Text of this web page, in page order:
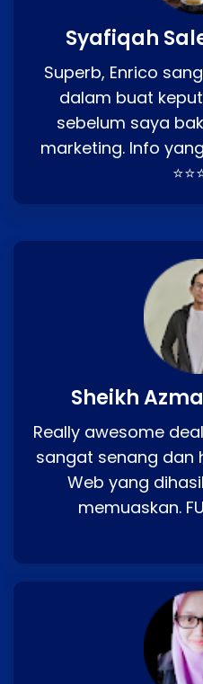
Syafiqah
Superb, Enrico
dalam buat
sebelum saya
marketing. Info
Sheikh
Really awesome
sangat senang dan
Web yang
memuaskan.